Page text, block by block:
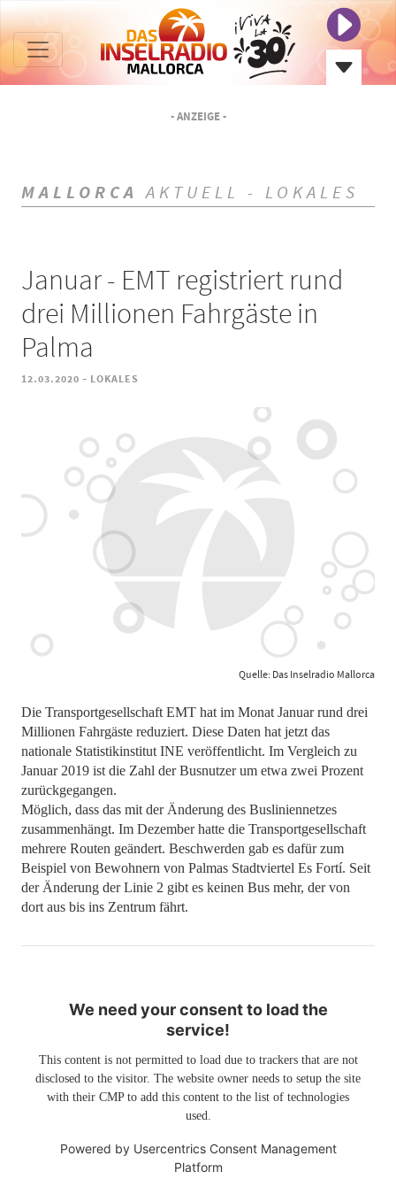
- ANZEIGE -
MALLORCA AKTUELL - LOKALES
Januar - EMT registriert rund
drei Millionen Fahrgäste in
Palma
12.03.2020 - LOKALES
Quelle: Das Inselradio Mallorca
Die Transportgesellschaft EMT hat im Monat Januar rund drei
Millionen Fahrgäste reduziert. Diese Daten hat jetzt das
nationale Statistikinstitut INE veröffentlicht. Im Vergleich zu
Januar 2019 ist die Zahl der Busnutzer um etwa zwei Prozent
zurückgegangen.
Möglich, dass das mit der Änderung des Busliniennetzes
zusammenhängt. Im Dezember hatte die Transportgesellschaft
mehrere Routen geändert. Beschwerden gab es dafür zum
Beispiel von Bewohnern von Palmas Stadtviertel Es Fortí. Seit
der Änderung der Linie 2 gibt es keinen Bus mehr, der von
dort aus bis ins Zentrum fährt.
We need your consent to load the
service!
This content is not permitted to load due to trackers that are not
disclosed to the visitor. The website owner needs to setup the site
with their CMP to add this content to the list of technologies
used.
Powered by Usercentrics Consent Management
Platform